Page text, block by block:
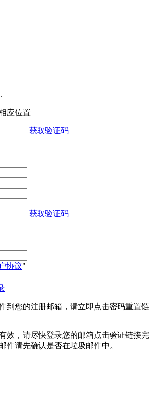
应位置
获取验证码
获取验证码
协议"
到您的注册邮箱，请立即点击密码重置链
效，请尽快登录您的邮箱点击验证链接完
件请先确认是否在垃圾邮件中。